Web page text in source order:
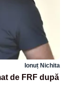
Ionuț Nichita
de FRF după